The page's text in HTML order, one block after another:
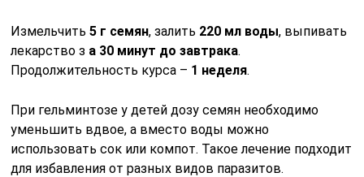
Измельчить5 г семян, залить 220 мл воды, выпивать
лекарство з а 30 минут до завтрака.
Продолжительность курса – 1 неделя.
При гельминтозе у детей дозу семян необходимо
уменьшить вдвое, а вместо воды можно
использовать сок или компот. Такое лечение подходит
для избавления от разных видов паразитов.